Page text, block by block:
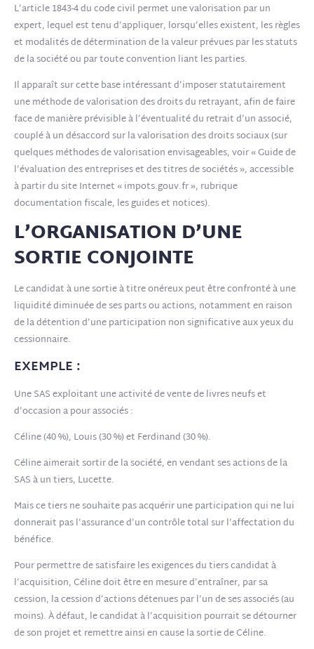
L’article 1843-4 du code civil permet une valorisation par un
expert, lequel est tenu d’appliquer, lorsqu’elles existent, les règles
et modalités de détermination de la valeur prévues par les statuts
de la société ou par toute convention liant les parties.
Il apparaît sur cette base intéressant d’imposer statutairement
une méthode de valorisation des droits du retrayant, afin de faire
face de manière prévisible à l’éventualité du retrait d’un associé,
couplé à un désaccord sur la valorisation des droits sociaux (sur
quelques méthodes de valorisation envisageables, voir « Guide de
l’évaluation des entreprises et des titres de sociétés », accessible
à partir du site Internet « impots.gouv.fr », rubrique
documentation fiscale, les guides et notices).
L’ORGANISATION D’UNE
SORTIE CONJOINTE
Le candidat à une sortie à titre onéreux peut être confronté à une
liquidité diminuée de ses parts ou actions, notamment en raison
de la détention d’une participation non significative aux yeux du
cessionnaire.
EXEMPLE :
Une SAS exploitant une activité de vente de livres neufs et
d’occasion a pour associés :
Céline (40 %), Louis (30 %) et Ferdinand (30 %).
Céline aimerait sortir de la société, en vendant ses actions de la
SAS à un tiers, Lucette.
Mais ce tiers ne souhaite pas acquérir une participation qui ne lui
donnerait pas l’assurance d’un contrôle total sur l’affectation du
bénéfice.
Pour permettre de satisfaire les exigences du tiers candidat à
l’acquisition, Céline doit être en mesure d’entraîner, par sa
cession, la cession d’actions détenues par l’un de ses associés (au
moins). À défaut, le candidat à l’acquisition pourrait se détourner
de son projet et remettre ainsi en cause la sortie de Céline.